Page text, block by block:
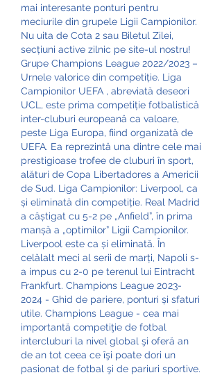
mai interesante ponturi pentru
meciurile din grupele Ligii Campionilor.
Nu uita de Cota 2 sau Biletul Zilei,
secțiuni active zilnic pe site-ul nostru!
Grupe Champions League 2022/2023 –
Urnele valorice din competiție. Liga
Campionilor UEFA , abreviată deseori
UCL, este prima competiție fotbalistică
inter-cluburi europeană ca valoare,
peste Liga Europa, fiind organizată de
UEFA. Ea reprezintă una dintre cele mai
prestigioase trofee de cluburi în sport,
alături de Copa Libertadores a Americii
de Sud. Liga Campionilor: Liverpool, ca
și eliminată din competiție. Real Madrid
a câștigat cu 5-2 pe „Anfield”, în prima
manșă a „optimilor” Ligii Campionilor.
Liverpool este ca și eliminată. În
celălalt meci al serii de marți, Napoli s-
a impus cu 2-0 pe terenul lui Eintracht
Frankfurt. Champions League 2023-
2024 - Ghid de pariere, ponturi și sfaturi
utile. Champions League - cea mai
importantă competiţie de fotbal
intercluburi la nivel global şi oferă an
de an tot ceea ce îşi poate dori un
pasionat de fotbal şi de pariuri sportive.